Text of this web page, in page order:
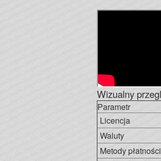
Wizualny
Parametr
Licencja
Waluty
Metody płatności